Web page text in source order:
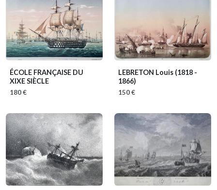
ÉCOLE FRANÇAISE DU
XIXE SIÈCLE
180 €
LEBRETON Louis (1818 -
1866)
150 €